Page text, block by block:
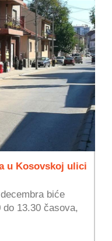
u Kosovskoj ulici
biće
do 13.30 časova,